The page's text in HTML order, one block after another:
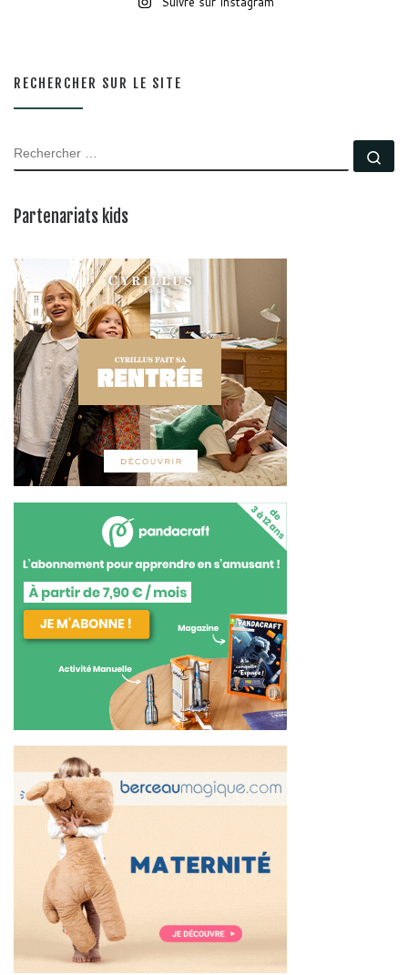
RECHERCHER SUR LE SITE
RECHERCHER
Partenariats kids